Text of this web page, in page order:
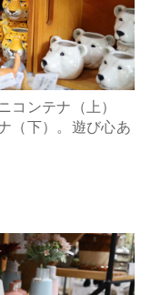
コンテナ（上）
（下）。遊び心あ